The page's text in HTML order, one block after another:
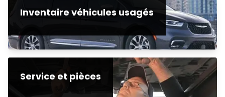
Inventaire véhicules usagés
Service et pièces